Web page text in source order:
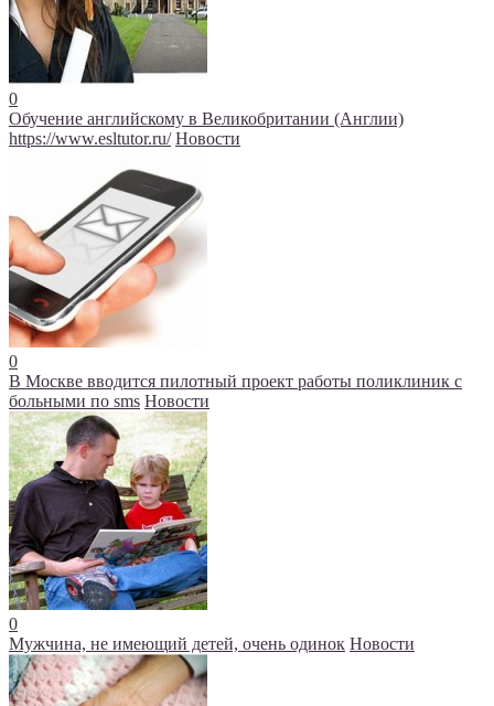
0
Обучение английскому в Великобритании (Англии)
https://www.esltutor.ru/ Новости
0
В Москве вводится пилотный проект работы поликлиник с
больными по sms Новости
0
Мужчина, не имеющий детей, очень одинок Новости